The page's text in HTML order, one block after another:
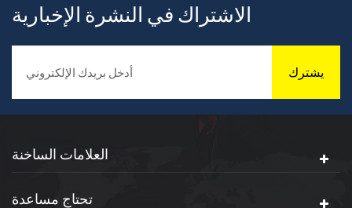
الاشتراك في النشرة الإخبارية
يشترك
العلامات الساخنة
تحتاج مساعدة